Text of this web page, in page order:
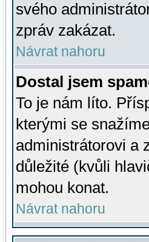
svého
zpráv zakázat.
Návrat nahoru
Dostal jsem
To je nám líto.
kterými se
administrátorovi a
důležité (kvůli
mohou konat.
Návrat nahoru